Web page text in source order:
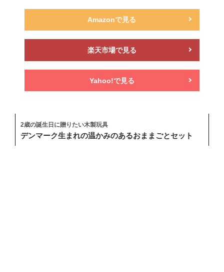
Amazonで見る
楽天市場で見る
Yahoo!で見る
2歳の誕生日に贈りたい木製玩具
デンマーク生まれの温かみのあるおままごとセット